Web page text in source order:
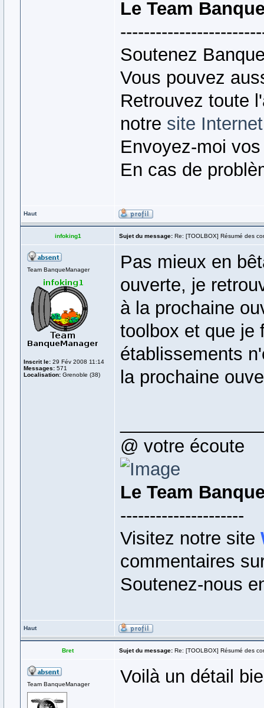
Le Team
Soutenez
Vous pouvez
Retrouvez toute
notre site Internet
Envoyez-moi
En cas de
Haut
infoking1 Sujet du message: Re: [TOOLBOX] Résumé des
Team BanqueManager
Inscrit le: 29 Fév 2008 11:14
Messages: 571
Localisation: Grenoble (38)
Pas mieux en
ouverte, je
à la prochaine
toolbox et que je
établissements
la prochaine
@ votre écoute
Le Team
---------------------
Visitez notre site
commentaires
Soutenez-nous
Haut
Bret Sujet du message: Re: [TOOLBOX] Résumé des
Team BanqueManager Voilà un détail